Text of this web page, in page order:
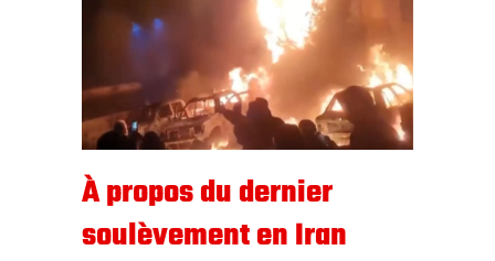
À propos du dernier
soulèvement en Iran